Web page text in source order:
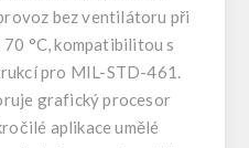
bez ventilátoru při
°C, kompatibilitou s
pro MIL-STD-461.
grafický procesor
aplikace umělé